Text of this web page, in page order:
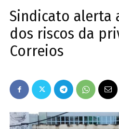
Sindicato alerta
dos riscos da
Correios